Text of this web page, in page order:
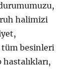
halimizi
tüm besinleri
hastalıkları,